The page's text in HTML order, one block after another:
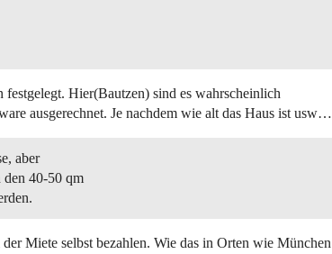
Hier(Bautzen) sind es wahrscheinlich
ausgerechnet. Je nachdem wie alt das Haus ist usw…
aber
40-50 qm
Miete selbst bezahlen. Wie das in Orten wie München